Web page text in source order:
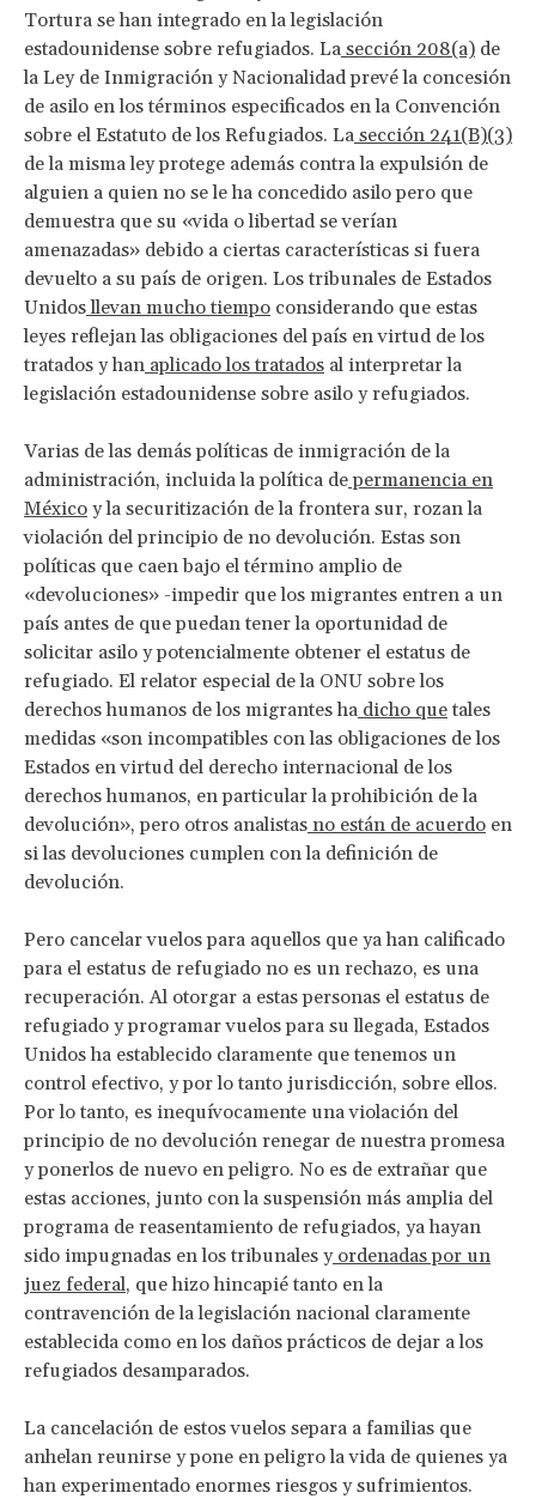
Tortura se han integrado en la legislación
estadounidense sobre refugiados. La sección 208(a) de
la Ley de Inmigración y Nacionalidad prevé la concesión
de asilo en los términos especificados en la Convención
sobre el Estatuto de los Refugiados. La sección 241(B)(3)
de la misma ley protege además contra la expulsión de
alguien a quien no se le ha concedido asilo pero que
demuestra que su «vida o libertad se verían
amenazadas» debido a ciertas características si fuera
devuelto a su país de origen. Los tribunales de Estados
Unidosllevan mucho tiempo considerando que estas
leyes reflejan las obligaciones del país en virtud de los
tratados y han aplicado los tratados al interpretar la
legislación estadounidense sobre asilo y refugiados.
Varias de las demás políticas de inmigración de la
administración, incluida la política depermanencia en
México y la securitización de la frontera sur, rozan la
violación del principio de no devolución. Estas son
políticas que caen bajo el término amplio de
«devoluciones» -impedir que los migrantes entren a un
país antes de que puedan tener la oportunidad de
solicitar asilo y potencialmente obtener el estatus de
refugiado. El relator especial de la ONU sobre los
derechos humanos de los migrantes ha dicho que tales
medidas «son incompatibles con las obligaciones de los
Estados en virtud del derecho internacional de los
derechos humanos, en particular la prohibición de la
devolución», pero otros analistas no están de acuerdo en
si las devoluciones cumplen con la definición de
devolución.
Pero cancelar vuelos para aquellos que ya han calificado
para el estatus de refugiado no es un rechazo, es una
recuperación. Al otorgar a estas personas el estatus de
refugiado y programar vuelos para su llegada, Estados
Unidos ha establecido claramente que tenemos un
control efectivo, y por lo tanto jurisdicción, sobre ellos.
Por lo tanto, es inequívocamente una violación del
principio de no devolución renegar de nuestra promesa
y ponerlos de nuevo en peligro. No es de extrañar que
estas acciones, junto con la suspensión más amplia del
programa de reasentamiento de refugiados, ya hayan
sido impugnadas en los tribunales yordenadas por un
juez federal, que hizo hincapié tanto en la
contravención de la legislación nacional claramente
establecida como en los daños prácticos de dejar a los
refugiados desamparados.
La cancelación de estos vuelos separa a familias que
anhelan reunirse y pone en peligro la vida de quienes ya
han experimentado enormes riesgos y sufrimientos.